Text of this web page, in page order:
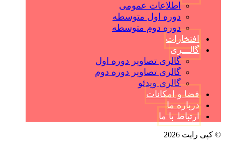
اطلاعات عمومی
دوره اول متوسطه
دوره دوم متوسطه
افتخارات
گالـــری
گالری تصاویر دوره اول
گالری تصاویر دوره دوم
گالری ویدئو
فضا و امکانات
درباره ما
ارتباط با ما
© کپی رایت 2026